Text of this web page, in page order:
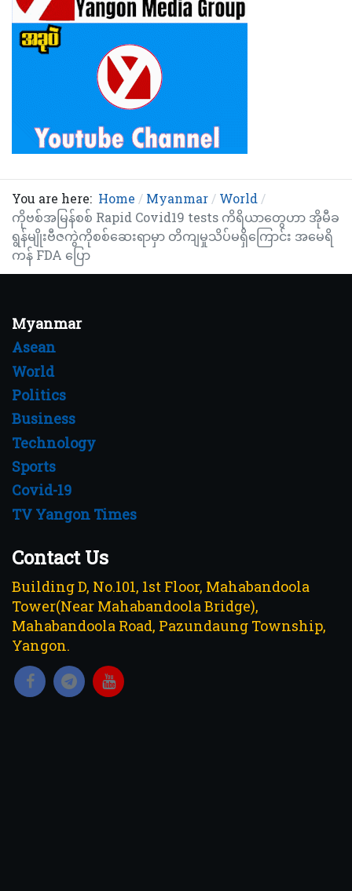
You are here: Home Myanmar
World
ကိုဗစ်အမြန်စစ် Rapid Covid19 tests ကိရိယာတွေဟာ အိုမီခ
ရွန်မျိုးဗီဇကွဲကိုစစ်ဆေးရာမှာ တိကျမှုသိပ်မရှိကြောင်း အမေရိ
ကန် FDA ပြော
Myanmar
Asean
World
Politics
Business
Technology
Sports
Covid-19
TV Yangon Times
Contact Us
Building D, No.101, 1st Floor, Mahabandoola
Tower(Near Mahabandoola Bridge),
Mahabandoola Road, Pazundaung Township,
Yangon.